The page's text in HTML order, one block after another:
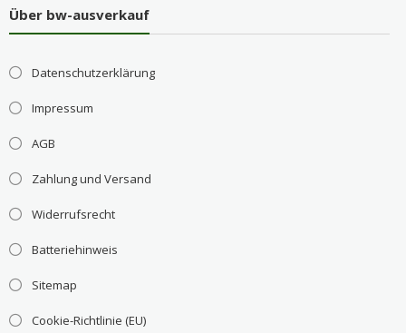
Über bw-ausverkauf
Datenschutzerklärung
Impressum
AGB
Zahlung und Versand
Widerrufsrecht
Batteriehinweis
Sitemap
Cookie-Richtlinie (EU)